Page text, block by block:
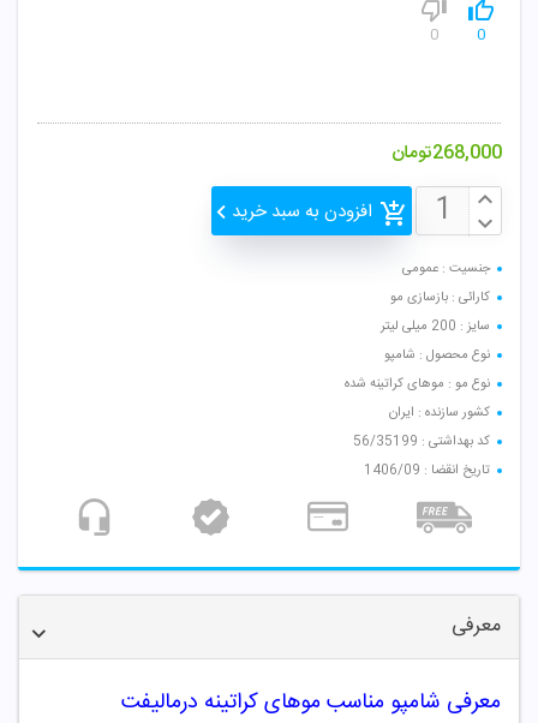
0
0
268,000تومان
افزودن به سبد خرید
جنسیت : عمومی
کارائی : بازسازی مو
سایز : 200 میلی لیتر
نوع محصول : شامپو
نوع مو : موهای کراتینه شده
کشور سازنده : ایران
کد بهداشتی : 56/35199
تاریخ انقضا : 1406/09
معرفی
معرفی شامپو مناسب موهای کراتینه درمالیفت